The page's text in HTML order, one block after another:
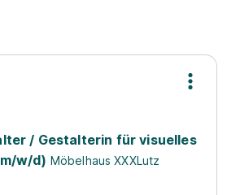
/ Gestalterin für visuelles
w/d) Möbelhaus XXXLutz